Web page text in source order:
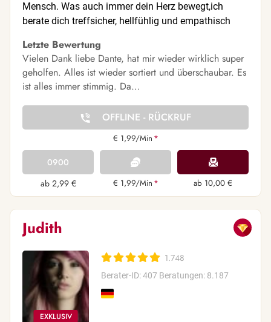
Mensch. Was auch immer dein Herz bewegt,ich
berate dich treffsicher, hellfühlig und empathisch
Letzte Bewertung
Vielen Dank liebe Dante, hat mir wieder wirklich super
geholfen. Alles ist wieder sortiert und überschaubar. Es
ist alles immer stimmig. Da…
OFFLINE - RÜCKRUF
€ 1,99/Min *
0900
ab 2,99 €
€ 1,99/Min * ab 10,00 €
Judith
1.748
Berater-ID: 407 Beratungen: 8.187